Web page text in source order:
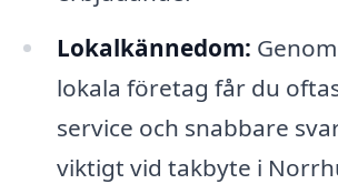
Lokalkännedom:
lokala företag får du
service och snabbare
viktigt vid takbyte i